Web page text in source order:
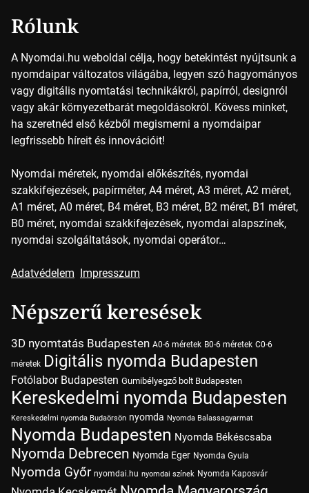
Rólunk
A Nyomdai.hu weboldal célja, hogy betekintést nyújtsunk a
nyomdaipar változatos világába, legyen szó hagyományos
vagy digitális nyomtatási technikákról, papírról, designról
vagy akár környezetbarát megoldásokról. Kövess minket,
ha szeretnéd első kézből megismerni a nyomdaipar
legfrissebb híreit és innovációit!
Nyomdai méretek, nyomdai előkészítés, nyomdai
szakkifejezések, papírméter, A4 méret, A3 méret, A2 méret,
A1 méret, A0 méret, B4 méret, B3 méret, B2 méret, B1 méret,
B0 méret, nyomdai szakkifejezések, nyomdai alapszínek,
nyomdai szolgáltatások, nyomdai operátor…
Adatvédelem Impresszum
Népszerű keresések
3D nyomtatás Budapesten A0-6 méretek B0-6 méretek C0-6
méretek Digitális nyomda Budapesten
Fotólabor Budapesten Gumibélyegző bolt Budapesten
Kereskedelmi nyomda Budapesten
Kereskedelmi nyomda Budaörsön nyomda Nyomda Balassagyarmat
Nyomda Budapesten Nyomda Békéscsaba
Nyomda Debrecen Nyomda Eger Nyomda Gyula
Nyomda Győr nyomdai.hu nyomdai színek Nyomda Kaposvár